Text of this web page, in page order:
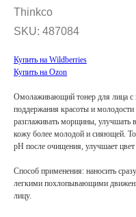
Thinkco
SKU: 487084
Купить на Wildberries
Купить на Ozon
Омолаживающий тонер для лица с
поддержания красоты и
разглаживать морщины, улучшать
кожу более молодой и сияющей.
pH после очищения, улучшает
Способ применения: наносить
легкими похлопывающими
лицу.